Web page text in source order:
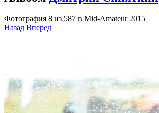
Фотография 8 из 587 в Mid-Amateur 2015
Назад Вперед